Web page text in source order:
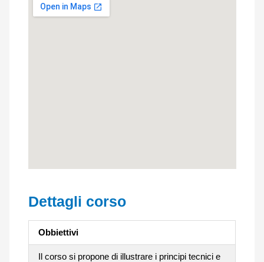
Dettagli corso
Obbiettivi
Il corso si propone di illustrare i principi tecnici e